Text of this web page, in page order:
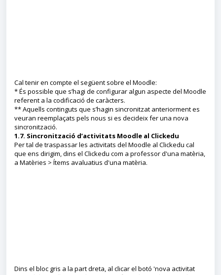
Cal tenir en compte el següent sobre el Moodle:
* És possible que s’hagi de configurar algun aspecte del Moodle
referent a la codificació de caràcters.
** Aquells continguts que s’hagin sincronitzat anteriorment es
veuran reemplaçats pels nous si es decideix fer una nova
sincronització.
1.7. Sincronització d’activitats Moodle al Clickedu
Per tal de traspassar les activitats del Moodle al Clickedu cal
que ens dirigim, dins el Clickedu com a professor d'una matèria,
a Matèries > Ítems avaluatius d'una matèria.
Dins el bloc gris a la part dreta, al clicar el botó 'nova activitat